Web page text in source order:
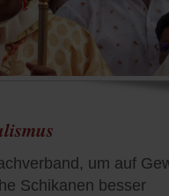
um auf
Schikanen besser